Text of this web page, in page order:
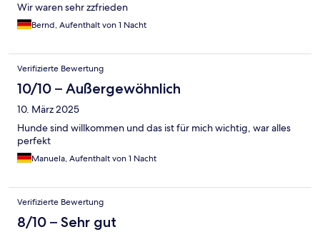
Wir waren sehr zzfrieden
Bernd, Aufenthalt von 1 Nacht
Verifizierte Bewertung
10/10 – Außergewöhnlich
10. März 2025
Hunde sind willkommen und das ist für mich wichtig, war alles
perfekt
Manuela, Aufenthalt von 1 Nacht
Verifizierte Bewertung
8/10 – Sehr gut